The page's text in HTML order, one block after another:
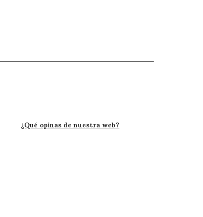
¿Qué opinas de nuestra web?